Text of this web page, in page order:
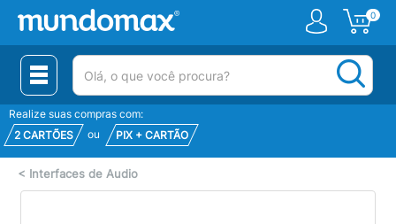
0
(pesquisar)
Realize suas compras com:
2 CARTÕES
ou PIX + CARTÃO
< Interfaces de Audio